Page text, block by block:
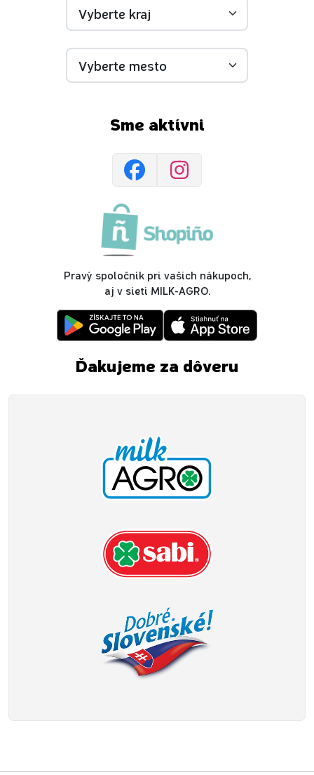
Sme aktívni
Pravý spoločník pri vašich nákupoch,
aj v sieti MILK-AGRO.
Ďakujeme za dôveru